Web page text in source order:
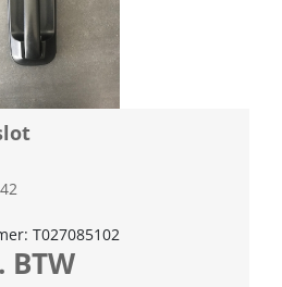
T027085102
BTW